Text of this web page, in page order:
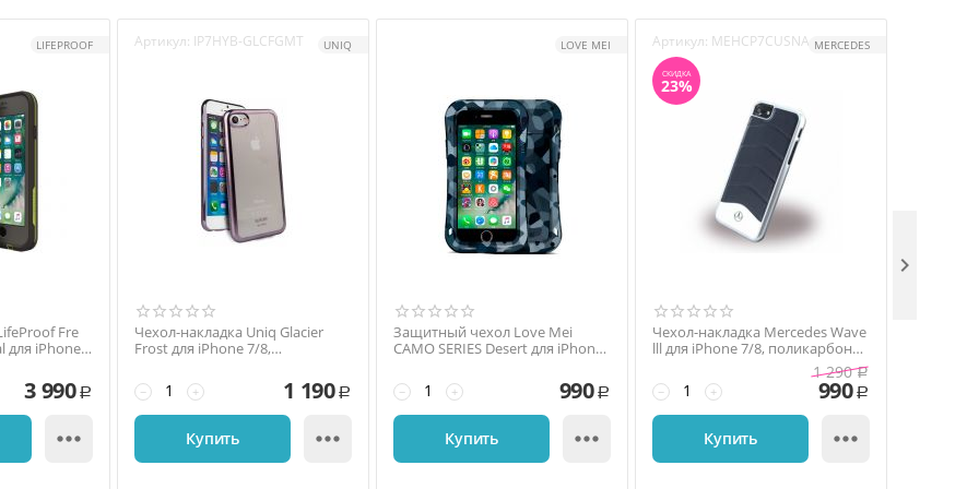
LIFEPROOF
Fre
для iPhone
3 990 Р

Артикул: IP7HYB-GLCFGMT UNIQ
Чехол-накладка Uniq Glacier
Frost для iPhone 7/8,
прозрачный
+
− 1 190 Р
Купить 
LOVE MEI
Защитный чехол Love Mei
CAMO SERIES Desert для iPhone
коричневый / серый
+
− 990 Р
Купить 
Артикул: MEHCP7CUSNA
СКИДКА
23%
MERCEDES
Чехол-накладка Mercedes Wave
lll для iPhone 7/8, поликарбонат,
+
−
1 290 Р
990 Р
Купить 
